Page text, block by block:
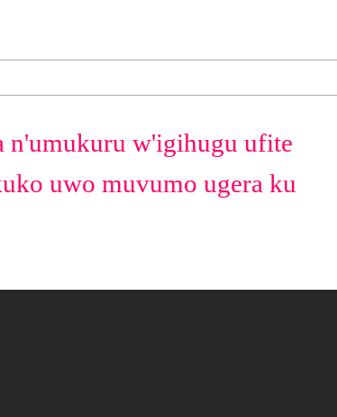
n'umukuru w'igihugu ufite
uwo muvumo ugera ku